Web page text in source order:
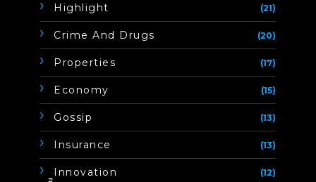
Highlight (21)
Crime And Drugs (20)
Properties (17)
Economy (15)
Gossip (13)
Insurance (13)
Innovation (12)